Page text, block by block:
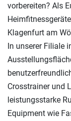
vorbereiten? Als
Klagenfurt am
In unserer Filiale
Crosstrainer und
leistungsstarke
Equipment wie